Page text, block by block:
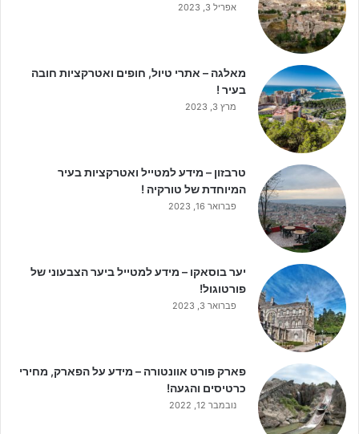
אפריל 3, 2023
מאלגה – אתרי טיול, חופים ואטרקציות חובה
בעיר !
מרץ 3, 2023
טרבזון – מידע למטייל ואטרקציות בעיר
המיוחדת של טורקיה !
פברואר 16, 2023
יער בוסאקו – מידע למטייל ביער הצבעוני של
פורטוגול!
פברואר 3, 2023
פארק פורט אוונטורה – מידע על הפארק, מחירי
כרטיסים והגעה!
נובמבר 12, 2022